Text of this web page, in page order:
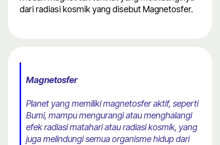
dari radiasi kosmik yang disebut Magnetosfer.
Magnetosfer
Planet yang memiliki magnetosfer aktif, seperti
Bumi, mampu mengurangi atau menghalangi
efek radiasi matahari atau radiasi kosmik, yang
juga melindungi semua organisme hidup dari